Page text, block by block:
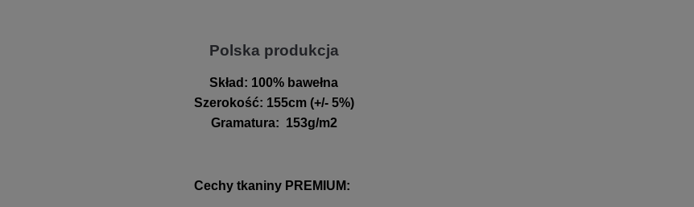
Polska produkcja
Skład: 100% bawełna
Szerokość: 155cm (+/- 5%)
Gramatura: 153g/m2
Cechy tkaniny PREMIUM: